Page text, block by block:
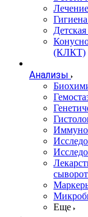
(КЛКТ)
Анализы
Еще